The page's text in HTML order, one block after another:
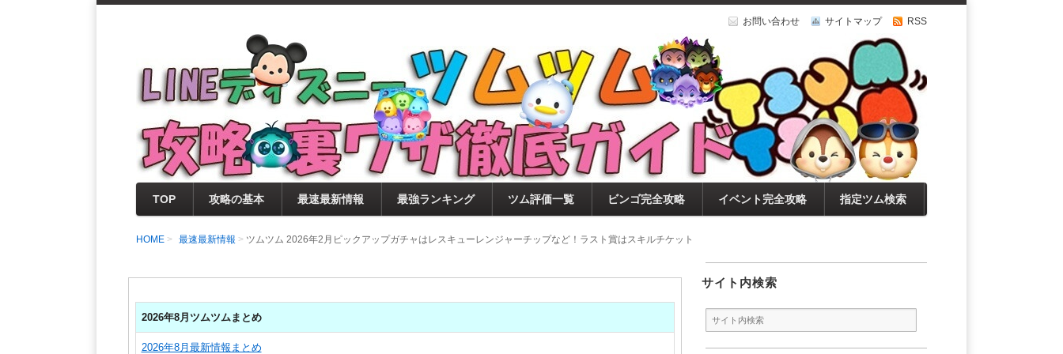
お問い合わせ サイトマップ RSS
LINEディズニー ツムツム攻略・裏ワザ徹底ガイド
支持率No1！痒いところに手が届くツムツム攻略サイト！新ツム・イベント・ピックアップ・
セレクト情報をいち早く提供するとともに、ビンゴ・キャラ評価も丁寧に解説！ツムツムを12
0％楽しめるサイトを目指しています。
TOP 攻略の基本 最速最新情報 最強ランキング ツム評価一覧 ビンゴ完全攻略 イベント完全攻略 指定ツム検索
HOME 最速最新情報 ツムツム 2026年2月ピックアップガチャはレスキューレンジャーチップなど！ラスト賞はスキルチケット
2026年8月ツムツムまとめ
2026年8月最新情報まとめ
サイト内検索